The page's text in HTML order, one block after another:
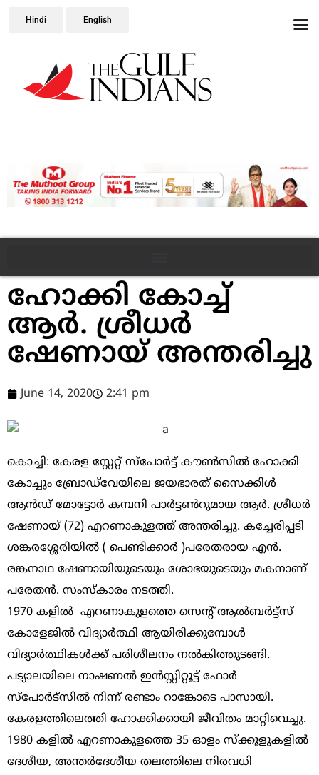
Hindi English
ഹോക്കി കോച്ച്
ആർ. ശ്രീധർ
ഷേണായ് അന്തരിച്ചു
June 14, 2020 2:41 pm
കൊച്ചി: കേരള സ്റ്റേറ്റ് സ്‌പോർട്ട് കൗൺസിൽ ഹോക്കി
കോച്ചും ബ്രോഡ്‌വേയിലെ ജയഭാരത് സൈക്കിൾ
ആൻഡ് മോട്ടോർ കമ്പനി പാർട്ടൺറുമായ ആർ. ശ്രീധർ
ഷേണായ് (72) എറണാകുളത്ത് അന്തരിച്ചു. കച്ചേരിപ്പടി
ശങ്കരശ്ശേരിയിൽ ( പെണ്ടിക്കാർ )പരേതരായ എൻ.
രങ്കനാഥ ഷേണായിയുടെയും ശോഭയുടെയും മകനാണ്
പരേതൻ. സംസ്‌കാരം നടത്തി.
1970 കളിൽ എറണാകുളത്തെ സെന്റ് ആൽബർട്ട്‌സ്
കോളേജിൽ വിദ്യാർത്ഥി ആയിരിക്കുമ്പോൾ
വിദ്യാർത്ഥികൾക്ക് പരിശീലനം നൽകിത്തുടങ്ങി.
പട്യാലയിലെ നാഷണൽ ഇൻസ്റ്റിറ്റൂട്ട് ഫോർ
സ്‌പോർട്‌സിൽ നിന്ന് രണ്ടാം റാങ്കോടെ പാസായി.
കേരളത്തിലെത്തി ഹോക്കിക്കായി ജീവിതം മാറ്റിവെച്ചു.
1980 കളിൽ എറണാകുളത്തെ 35 ഓളം സ്‌ക്കൂളുകളിൽ
ദേശീയ, അന്തർദേശീയ തലത്തിലെ നിരവധി